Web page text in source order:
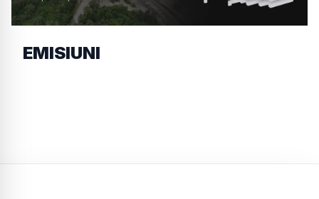
EMISIUNI